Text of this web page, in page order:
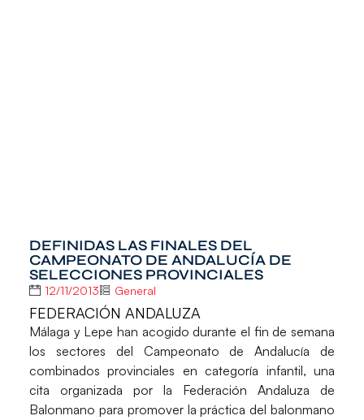
DEFINIDAS LAS FINALES DEL
CAMPEONATO DE ANDALUCÍA DE
SELECCIONES PROVINCIALES
12/11/2013 General
FEDERACIÓN ANDALUZA
Málaga y Lepe han acogido durante el fin de semana
los sectores del Campeonato de Andalucíade
combinados provinciales en categoría infantil, una
cita organizada por la Federación Andaluza de
Balonmano para promover la práctica del balonmano